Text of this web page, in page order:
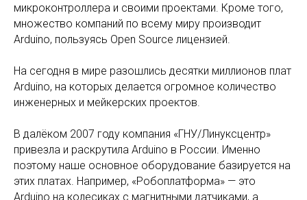
микроконтроллера и своими проектами. Кроме того,
множество компаний по всему миру производит
Arduino, пользуясь Open Source лицензией.
На сегодня в мире разошлись десятки миллионов плат
Arduino, на которых делается огромное количество
инженерных и мейкерских проектов.
В далёком 2007 году компания «ГНУ/Линуксцентр»
привезла и раскрутила Arduino в России. Именно
поэтому наше основное оборудование базируется на
этих платах. Например, «Робоплатформа» — это
Arduino на колесиках с магнитными датчиками, а